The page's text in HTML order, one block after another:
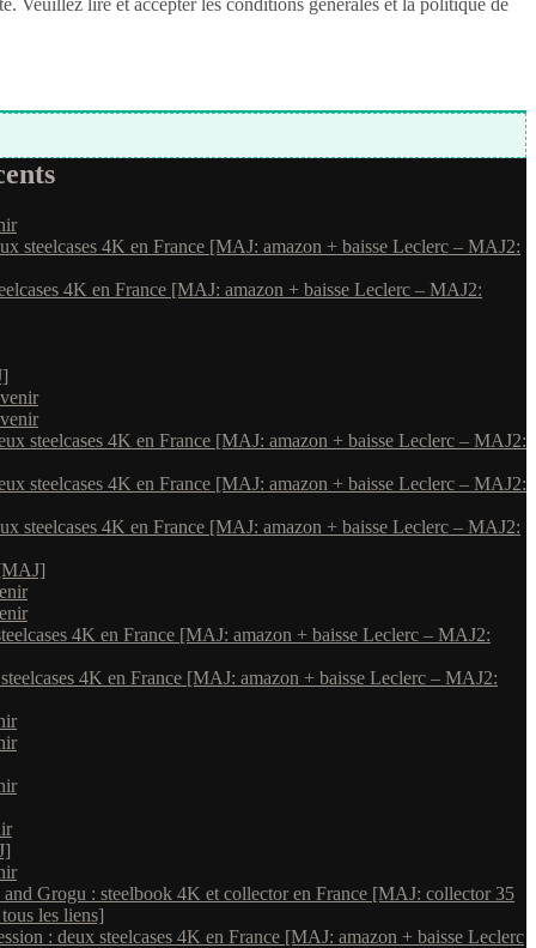
steelcases 4K en France [MAJ: amazon + baisse Leclerc – MAJ2:
4K en France [MAJ: amazon + baisse Leclerc – MAJ2:
steelcases 4K en France [MAJ: amazon + baisse Leclerc – MAJ2:
steelcases 4K en France [MAJ: amazon + baisse Leclerc – MAJ2:
steelcases 4K en France [MAJ: amazon + baisse Leclerc – MAJ2:
4K en France [MAJ: amazon + baisse Leclerc – MAJ2:
4K en France [MAJ: amazon + baisse Leclerc – MAJ2:
Grogu : steelbook 4K et collector en France [MAJ: collector 35
les liens]
: deux steelcases 4K en France [MAJ: amazon + baisse Leclerc